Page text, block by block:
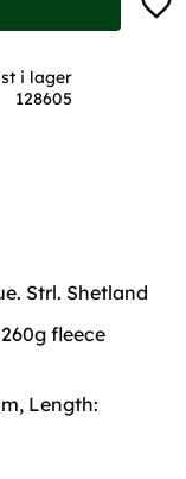
st i lager
128605
Strl. Shetland
fleece
Length: